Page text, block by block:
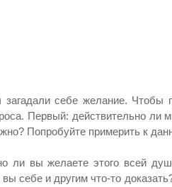
себе желание. Чтобы
Первый: действительно ли
Попробуйте примерить к
ли вы желаете этого всей
себе и другим что-то